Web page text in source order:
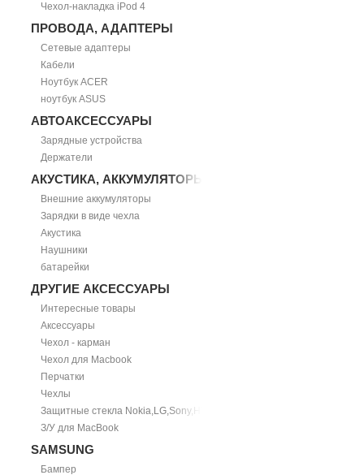
Чехол-накладка iPod 4
ПРОВОДА, АДАПТЕРЫ
Сетевые адаптеры
Кабели
Ноутбук ACER
ноутбук ASUS
АВТОАКСЕССУАРЫ
Зарядные устройства
Держатели
АКУСТИКА, АККУМУЛЯТОРЫ
Внешние аккумуляторы
Зарядки в виде чехла
Акустика
Наушники
батарейки
ДРУГИЕ АКСЕССУАРЫ
Интересные товары
Аксессуары
Чехол - карман
Чехол для Macbook
Перчатки
Чехлы
Защитные стекла Nokia,LG,Sony,HTC
З/У для MacBook
SAMSUNG
Бампер